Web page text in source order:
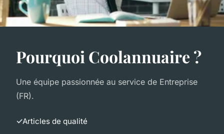
Pourquoi Coolannuaire ?
Une équipe passionnée au service de Entreprise
(FR).
Articles de qualité